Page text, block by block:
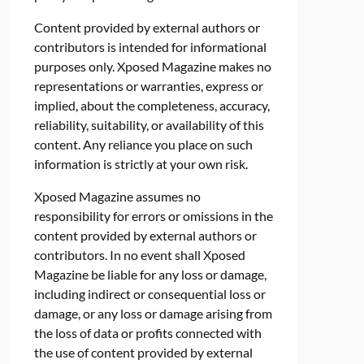
Content provided by external authors or
contributors is intended for informational
purposes only. Xposed Magazine makes no
representations or warranties, express or
implied, about the completeness, accuracy,
reliability, suitability, or availability of this
content. Any reliance you place on such
information is strictly at your own risk.
Xposed Magazine assumes no
responsibility for errors or omissions in the
content provided by external authors or
contributors. In no event shall Xposed
Magazine be liable for any loss or damage,
including indirect or consequential loss or
damage, or any loss or damage arising from
the loss of data or profits connected with
the use of content provided by external